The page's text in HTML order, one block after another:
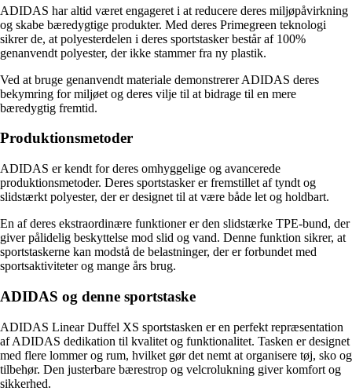
ADIDAS har altid været engageret i at reducere deres miljøpåvirkning
og skabe bæredygtige produkter. Med deres Primegreen teknologi
sikrer de, at polyesterdelen i deres sportstasker består af 100%
genanvendt polyester, der ikke stammer fra ny plastik.
Ved at bruge genanvendt materiale demonstrerer ADIDAS deres
bekymring for miljøet og deres vilje til at bidrage til en mere
bæredygtig fremtid.
Produktionsmetoder
ADIDAS er kendt for deres omhyggelige og avancerede
produktionsmetoder. Deres sportstasker er fremstillet af tyndt og
slidstærkt polyester, der er designet til at være både let og holdbart.
En af deres ekstraordinære funktioner er den slidstærke TPE-bund, der
giver pålidelig beskyttelse mod slid og vand. Denne funktion sikrer, at
sportstaskerne kan modstå de belastninger, der er forbundet med
sportsaktiviteter og mange års brug.
ADIDAS og denne sportstaske
ADIDAS Linear Duffel XS sportstasken er en perfekt repræsentation
af ADIDAS dedikation til kvalitet og funktionalitet. Tasken er designet
med flere lommer og rum, hvilket gør det nemt at organisere tøj, sko og
tilbehør. Den justerbare bærestrop og velcrolukning giver komfort og
sikkerhed.